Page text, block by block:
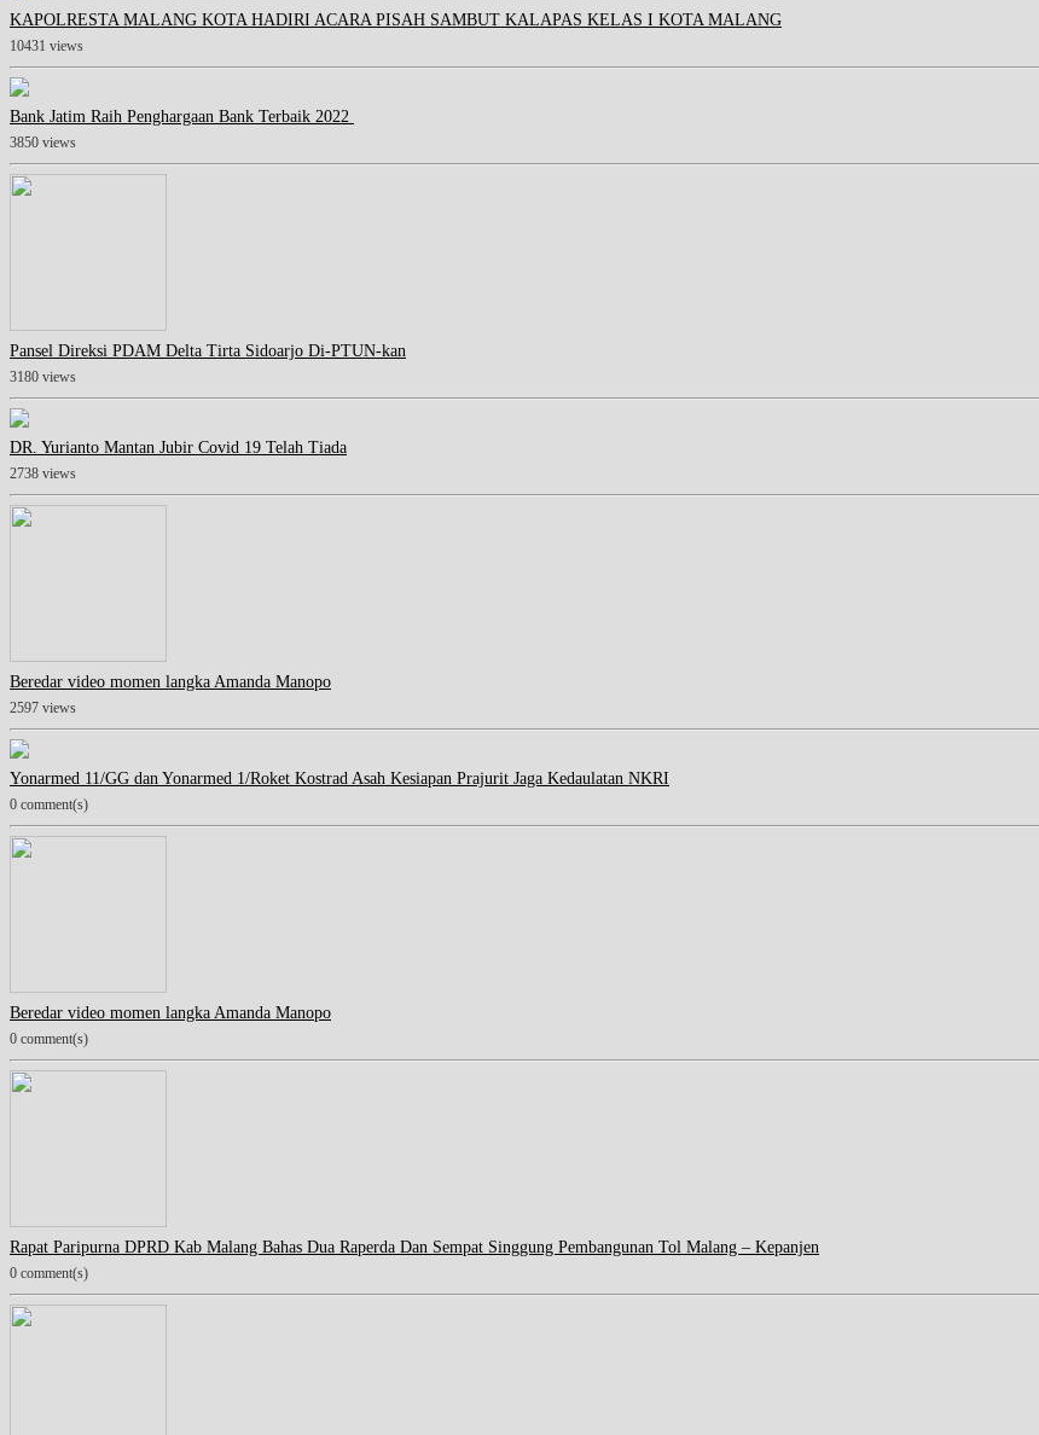
KAPOLRESTA MALANG KOTA HADIRI ACARA PISAH SAMBUT KALAPAS KELAS I KOTA MALANG
10431 views
Bank Jatim Raih Penghargaan Bank Terbaik 2022
3850 views
Pansel Direksi PDAM Delta Tirta Sidoarjo Di-PTUN-kan
3180 views
DR. Yurianto Mantan Jubir Covid 19 Telah Tiada
2738 views
Beredar video momen langka Amanda Manopo
2597 views
Yonarmed 11/GG dan Yonarmed 1/Roket Kostrad Asah Kesiapan Prajurit Jaga Kedaulatan NKRI
0 comment(s)
Beredar video momen langka Amanda Manopo
0 comment(s)
Rapat Paripurna DPRD Kab Malang Bahas Dua Raperda Dan Sempat Singgung Pembangunan Tol Malang – Kepanjen
0 comment(s)